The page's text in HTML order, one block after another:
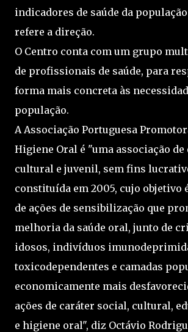
indicadores de saúde da
refere a direção.
O Centro conta com um grupo
de profissionais de saúde, para
forma mais concreta às
população.
A Associação Portuguesa
Higiene Oral é "uma associação
cultural e juvenil, sem fins
constituída em 2005, cujo objetivo
de ações de sensibilização que
melhoria da saúde oral, junto de
idosos, indivíduos
toxicodependentes e camadas
economicamente mais
ações de caráter social, cultural,
e higiene oral", diz Octávio